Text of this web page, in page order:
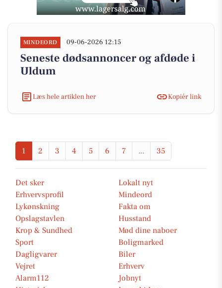
MINDEORD 09-06-2026 12:15
Seneste dødsannoncer og afdøde i
Uldum
Læs hele artiklen her Kopiér link
1 2 3 4 5 6 7 ... 35
Det sker
Lokalt nyt
Erhvervsprofil
Mindeord
Lykønskning
Fakta om
Opslagstavlen
Husstand
Krop & Sundhed
Mød dine naboer
Sport
Boligmarked
Dagligvarer
Biler
Vejret
Erhverv
Alarm112
Jobnyt